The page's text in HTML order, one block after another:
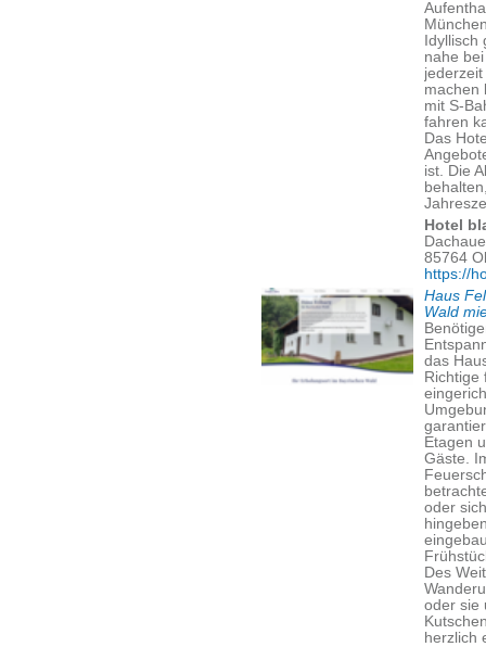
nahe
machen
mit S-
fahren
Das
ist. Die
Hotel
85764
https://
Haus
Wald
das
Richtige
Etagen
Gäste.
oder
Des
oder sie
herzlich